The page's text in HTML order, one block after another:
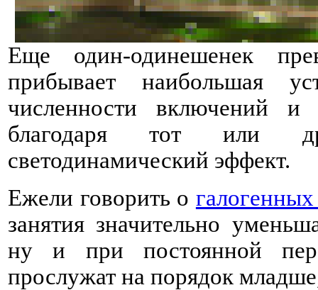
Еще один-одинешенек
прибывает наибольшая
численности включений
благодаря тот или
светодинамический эффект.
Ежели говорить о
занятия значительно
ну и при постоянной
прослужат на порядок